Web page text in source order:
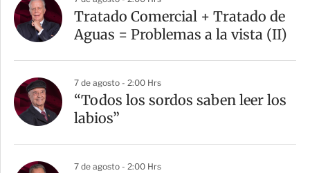
Tratado Comercial + Tratado de
Aguas = Problemas a la vista (II)
7 de agosto - 2:00 Hrs
“Todos los sordos saben leer los
labios”
7 de agosto - 2:00 Hrs